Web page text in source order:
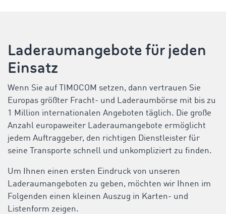
Laderaumangebote für jeden
Einsatz
Wenn Sie auf TIMOCOM setzen, dann vertrauen Sie
Europas größter Fracht- und Laderaumbörse mit bis zu
1 Million internationalen Angeboten täglich. Die große
Anzahl europaweiter Laderaumangebote ermöglicht
jedem Auftraggeber, den richtigen Dienstleister für
seine Transporte schnell und unkompliziert zu finden.
Um Ihnen einen ersten Eindruck von unseren
Laderaumangeboten zu geben, möchten wir Ihnen im
Folgenden einen kleinen Auszug in Karten- und
Listenform zeigen.